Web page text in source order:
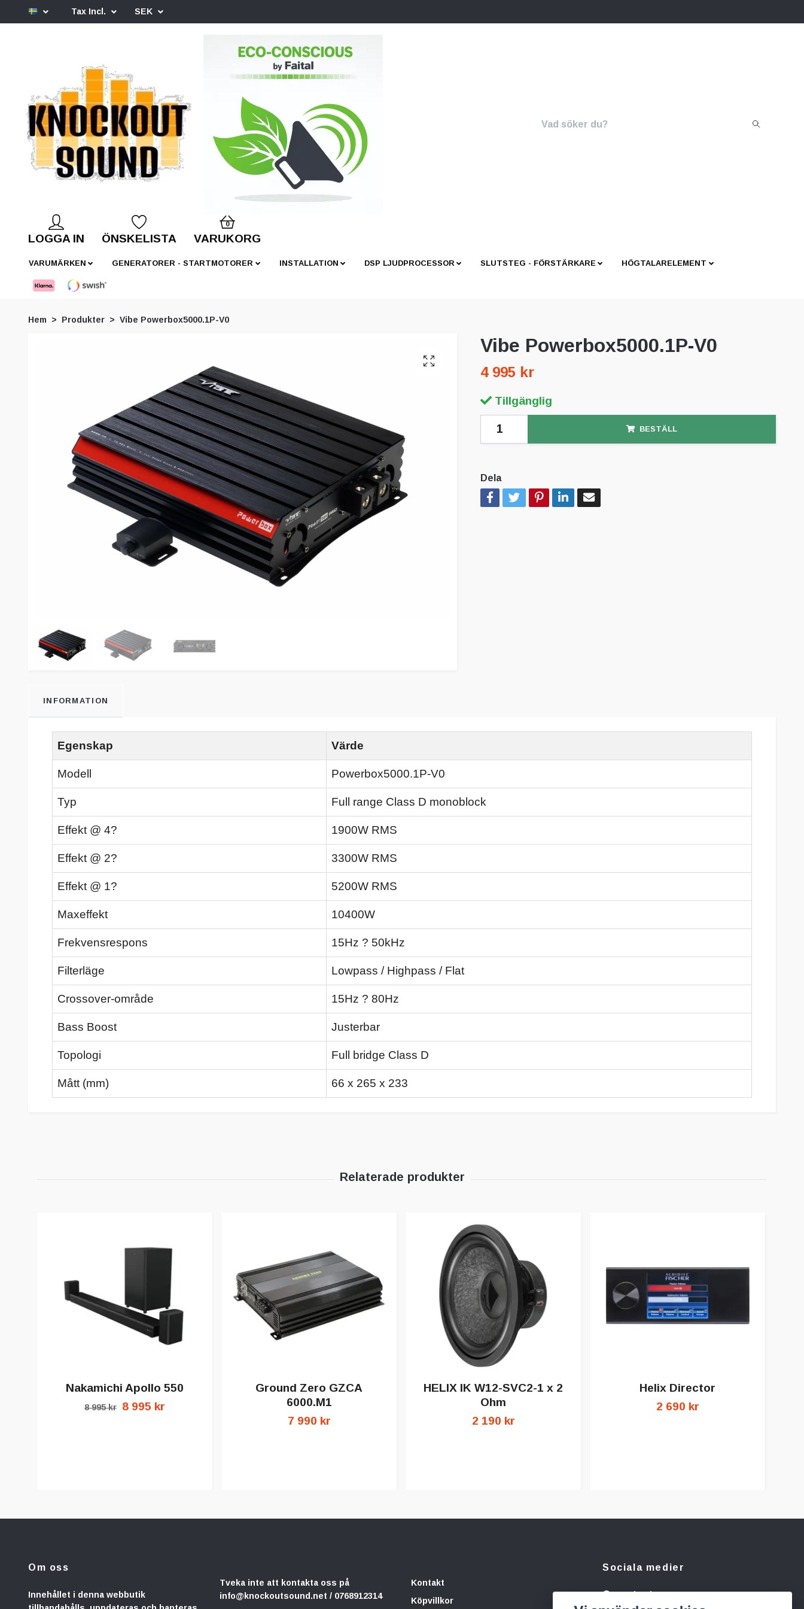
Tax Incl. SEK
LOGGA IN ÖNSKELISTA
0
VARUKORG
VARUMÄRKEN GENERATORER - STARTMOTORER INSTALLATION DSP LJUDPROCESSOR SLUTSTEG - FÖRSTÄRKARE HÖGTALARELEMENT
Hem Produkter Vibe Powerbox5000.1P-V0
Vibe Powerbox5000.1P-V0
4 995 kr
Tillgänglig
BESTÄLL
Dela
INFORMATION
Egenskap Värde
Modell Powerbox5000.1P-V0
Typ Full range Class D monoblock
Effekt @ 4? 1900W RMS
Effekt @ 2? 3300W RMS
Effekt @ 1? 5200W RMS
Maxeffekt 10400W
Frekvensrespons 15Hz ? 50kHz
Filterläge Lowpass / Highpass / Flat
Crossover-område 15Hz ? 80Hz
Bass Boost Justerbar
Topologi Full bridge Class D
Mått (mm) 66 x 265 x 233
Nakamichi Apollo 550
8 995 kr 8 995 kr
Ground Zero GZCA
6000.M1
7 990 kr
HELIX IK W12-SVC2-1 x 2
Ohm
2 190 kr
Helix Director
2 690 kr
Om oss
Innehållet i denna webbutik
Tveka inte att kontakta oss på
info@knockoutsound.net / 0768912314
Kontakt
Köpvillkor
Sociala medier
Facebook